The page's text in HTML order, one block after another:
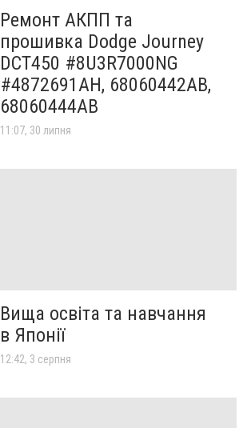
Ремонт АКПП та
прошивка Dodge Journey
DCT450 #8U3R7000NG
#4872691AH, 68060442AB,
68060444AB
11:07, 30 липня
Вища освіта та навчання
в Японії
12:42, 3 серпня